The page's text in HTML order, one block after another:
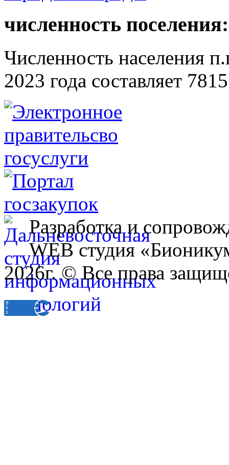
численность поселения:
Численность населения
2023 года составляет
Разработка и
WEB студия
2026г. © Все права